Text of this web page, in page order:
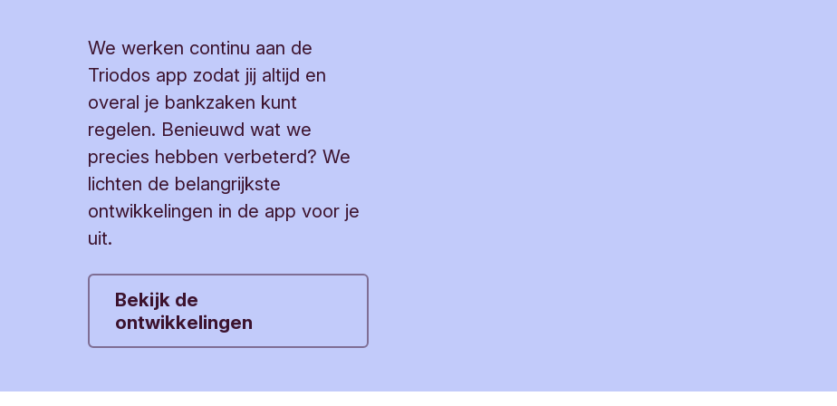
We werken continu aan de
Triodos app zodat jij altijd en
overal je bankzaken kunt
regelen. Benieuwd wat we
precies hebben verbeterd? We
lichten de belangrijkste
ontwikkelingen in de app voor je
uit.
Bekijk de
ontwikkelingen